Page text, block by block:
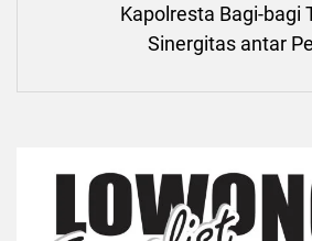
Kapolresta Bagi-bagi
Sinergitas antar